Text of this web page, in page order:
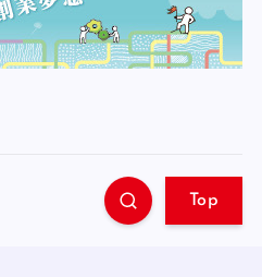
Top